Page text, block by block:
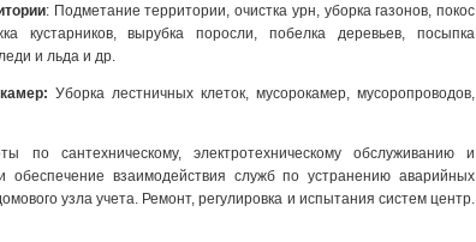
: Подметание территории, очистка урн, уборка газонов, покос
кустарников, вырубка поросли, побелка деревьев, посыпка
и льда и др.
Уборка лестничных клеток, мусорокамер, мусоропроводов,
по сантехническому, электротехническому обслуживанию и
взаимодействия служб по устранению аварийных
узла учета. Ремонт, регулировка и испытания систем центр.